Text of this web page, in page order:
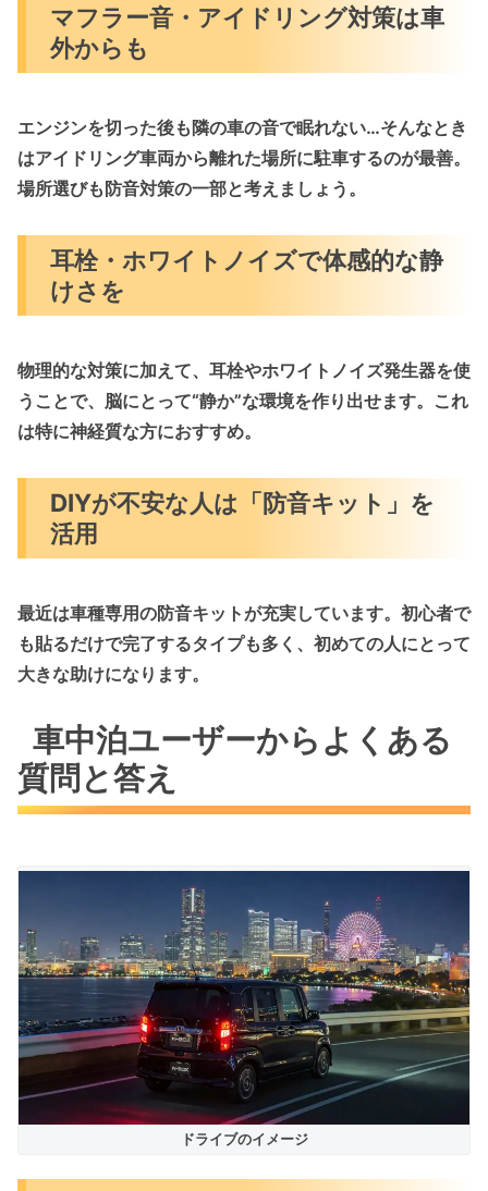
マフラー音・アイドリング対策は車
外からも
エンジンを切った後も隣の車の音で眠れない…そんなとき
はアイドリング車両から離れた場所に駐車するのが最善。
場所選びも防音対策の一部と考えましょう。
耳栓・ホワイトノイズで体感的な静
けさを
物理的な対策に加えて、 耳栓やホワイトノイズ発生器を使
うことで、脳にとって“静か”な環境を作り出せます。これ
は特に神経質な方におすすめ。
DIYが不安な人は「防音キット」を
活用
最近は車種専用の防音キットが充実しています。初心者で
も貼るだけで完了するタイプも多く、初めての人にとって
大きな助けになります。
車中泊ユーザーからよくある
質問と答え
ドライブのイメージ